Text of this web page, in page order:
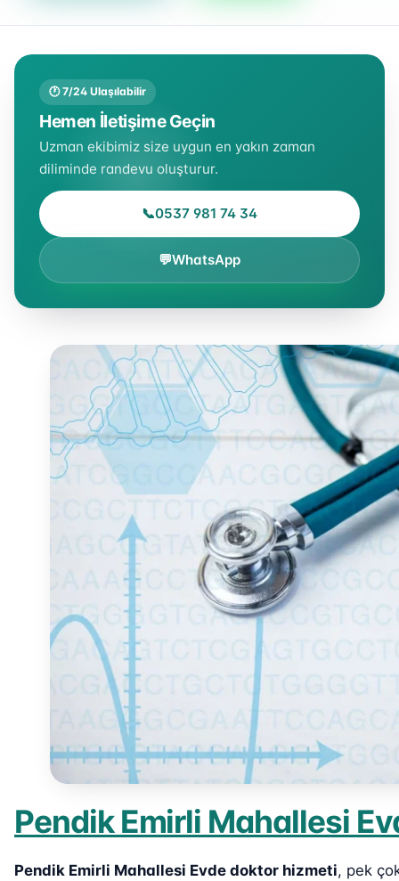
Pendik Emirli Mahallesi
Pendik Emirli Mahallesi Evde doktor hizmeti, pek
🕐 7/24 Ulaşılabilir
Hemen İletişime Geçin
Uzman ekibimiz size uygun en yakın zaman
diliminde randevu oluşturur.
📞0537 981 74 34
💬WhatsApp